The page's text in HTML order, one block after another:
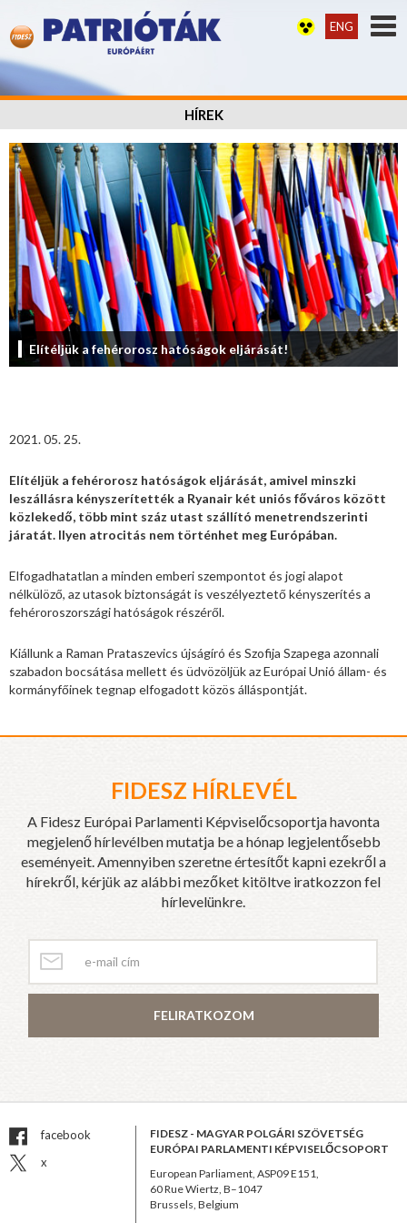
ENG
HÍREK
Elítéljük a fehérorosz hatóságok eljárását!
2021. 05. 25.
Elítéljük a fehérorosz hatóságok eljárását, amivel minszki
leszállásra kényszerítették a Ryanair két uniós főváros között
közlekedő, több mint száz utast szállító menetrendszerinti
járatát. Ilyen atrocitás nem történhet meg Európában.
Elfogadhatatlan a minden emberi szempontot és jogi alapot
nélkülöző, az utasok biztonságát is veszélyeztető kényszerítés a
fehéroroszországi hatóságok részéről.
Kiállunk a Raman Prataszevics újságíró és Szofija Szapega azonnali
szabadon bocsátása mellett és üdvözöljük az Európai Unió állam- és
kormányfőinek tegnap elfogadott közös álláspontját.
FIDESZ HÍRLEVÉL
A Fidesz Európai Parlamenti Képviselőcsoportja havonta
megjelenő hírlevélben mutatja be a hónap legjelentősebb
eseményeit. Amennyiben szeretne értesítőt kapni ezekről a
hírekről, kérjük az alábbi mezőket kitöltve iratkozzon fel
hírlevelünkre.
FELIRATKOZOM
facebook
x
FIDESZ - MAGYAR POLGÁRI SZÖVETSÉG
EURÓPAI PARLAMENTI KÉPVISELŐCSOPORT
European Parliament, ASP09 E151,
60 Rue Wiertz, B–1047
Brussels, Belgium